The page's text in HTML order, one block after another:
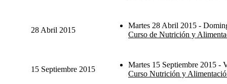
28 Abril 2015
Martes 28 Abril 2015 -
Curso de Nutrición y
15 Septiembre 2015
Martes 15 Septiembre 2015 -
Curso Nutrición y